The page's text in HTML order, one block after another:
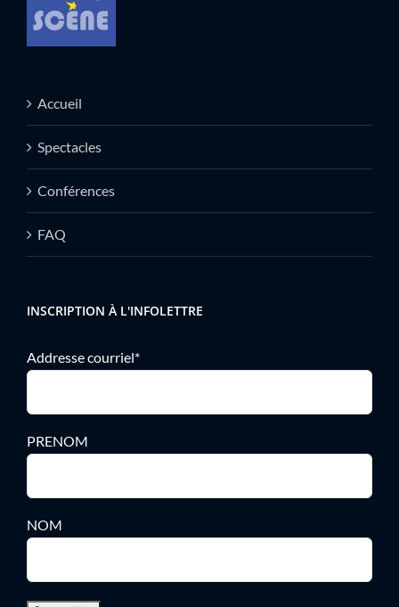
Accueil
Spectacles
Conférences
FAQ
INSCRIPTION À L'INFOLETTRE
Addresse courriel*
PRENOM
NOM